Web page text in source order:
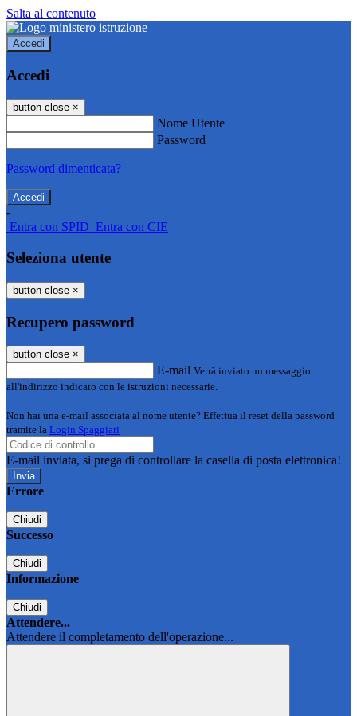
Salta al contenuto
Accedi
Accedi
button close ×
Nome Utente
Password
Password dimenticata?
-
Entra con SPID Entra con CIE
Seleziona utente
button close ×
Recupero password
button close ×
E-mail Verrà inviato un messaggio
all'indirizzo indicato con le istruzioni necessarie.
Non hai una e-mail associata al nome utente? Effettua il reset della password
tramite la Login Spaggiari
E-mail inviata, si prega di controllare la casella di posta elettronica!
Errore
Chiudi
Successo
Chiudi
Informazione
Chiudi
Attendere...
Attendere il completamento dell'operazione...